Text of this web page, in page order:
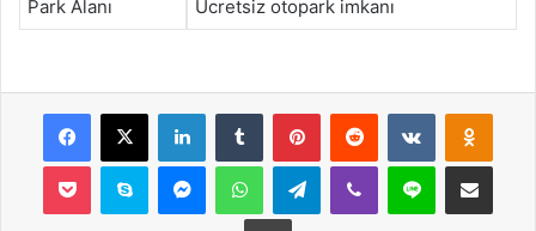
Park Alanı Ücretsiz otopark imkanı
Facebook
X LinkedInTumblr PinterestReddit VKontakte
Pocket Skype MessengerWhatsAppTelegramViber Line E-Posta ile
Yazdır